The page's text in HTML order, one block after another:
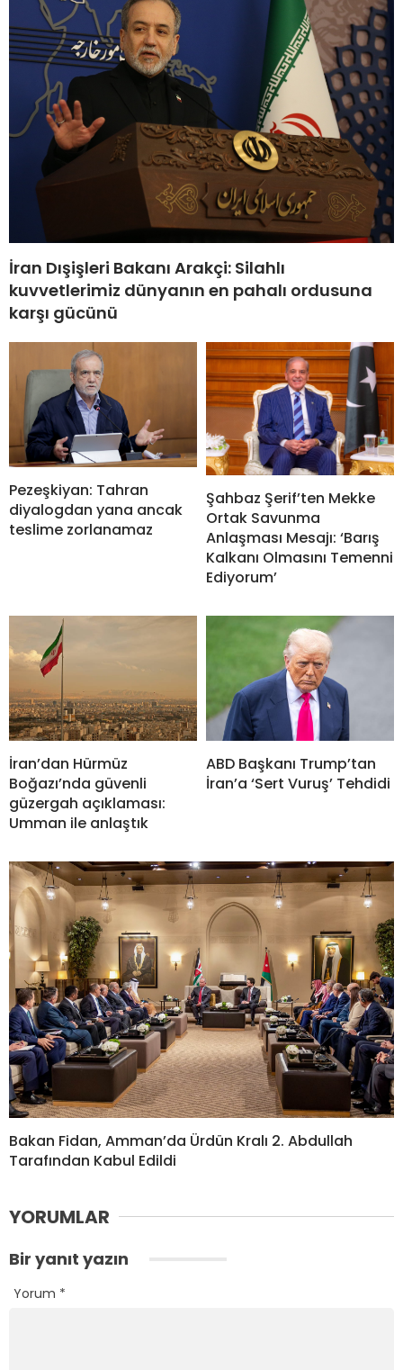
İran Dışişleri Bakanı Arakçi: Silahlı
kuvvetlerimiz dünyanın en pahalı ordusuna
karşı gücünü
Pezeşkiyan: Tahran
diyalogdan yana ancak
teslime zorlanamaz
Şahbaz Şerif’ten Mekke
Ortak Savunma
Anlaşması Mesajı: ‘Barış
Kalkanı Olmasını Temenni
Ediyorum’
İran’dan Hürmüz
Boğazı’nda güvenli
güzergah açıklaması:
Umman ile anlaştık
ABD Başkanı Trump’tan
İran’a ‘Sert Vuruş’ Tehdidi
Bakan Fidan, Amman’da Ürdün Kralı 2. Abdullah
Tarafından Kabul Edildi
YORUMLAR
Bir yanıt yazın
Yorum *